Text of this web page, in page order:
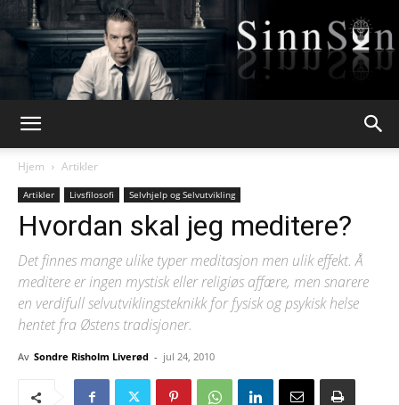
Hjem
Artikler
Artikler Livsfilosofi Selvhjelp og Selvutvikling
Hvordan skal jeg meditere?
Det finnes mange ulike typer meditasjon men ulik effekt. Å
meditere er ingen mystisk eller religiøs affære, men snarere
en verdifull selvutviklingsteknikk for fysisk og psykisk helse
hentet fra Østens tradisjoner.
Av Sondre Risholm Liverød - jul 24, 2010